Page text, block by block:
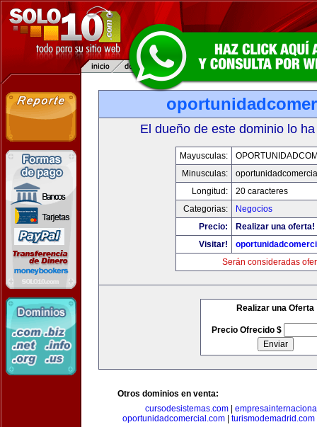
El dueño de este dominio lo
Mayusculas:
Minusculas:
Longitud:
20 caracteres
Categorias:
Negocios
Precio:
Realizar una oferta!
Visitar!
Serán consideradas
Realizar una Oferta
Precio Ofrecido $
Otros dominios en venta:
cursodesistemas.com
oportunidadcomercial.com
turismodemadrid.com